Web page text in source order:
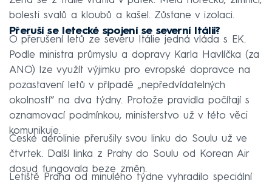
bolesti svalů a kloubů a kašel. Zůstane v izolaci.
Přeruší se letecké spojení se severní Itálií?
O přerušení letů ze severu Itálie jedná vláda s EK.
Podle ministra průmyslu a dopravy Karla Havlíčka (za
ANO) lze využít výjimku pro evropské dopravce na
pozastavení letů v případě „nepředvídatelných
okolností“ na dva týdny. Protože pravidla počítají s
oznamovací podmínkou, ministerstvo už v této věci
komunikuje.
České aerolinie přerušily svou linku do Soulu už ve
čtvrtek. Další linka z Prahy do Soulu od Korean Air
dosud fungovala beze změn.
Letiště Praha od minulého týdne vyhradilo speciální